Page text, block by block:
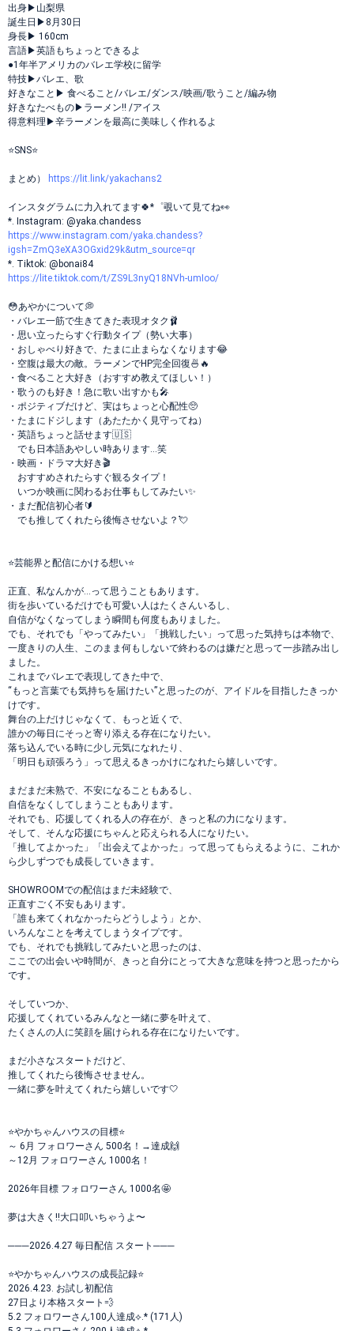
出身▶山梨県
誕生日▶8月30日
身長▶ 160cm
言語▶英語もちょっとできるよ
●1年半アメリカのバレエ学校に留学
特技▶バレエ、歌
好きなこと▶ 食べること/バレエ/ダンス/映画/歌うこと/編み物
好きなたべもの▶ラーメン!! /アイス
得意料理▶辛ラーメンを最高に美味しく作れるよ
⭐️SNS⭐️
まとめ） https://lit.link/yakachans2
インスタグラムに力入れてます🍀*゜覗いて見てね👀
*. Instagram: @yaka.chandess
https://www.instagram.com/yaka.chandess?
igsh=ZmQ3eXA3OGxid29k&utm_source=qr
*. Tiktok: @bonai84
https://lite.tiktok.com/t/ZS9L3nyQ18NVh-umIoo/
😳あやかについて💭
・バレエ一筋で生きてきた表現オタク🩰
・思い立ったらすぐ行動タイプ（勢い大事）
・おしゃべり好きで、たまに止まらなくなります😂
・空腹は最大の敵。ラーメンでHP完全回復🍜🔥
・食べること大好き（おすすめ教えてほしい！）
・歌うのも好き！急に歌い出すかも🎤
・ポジティブだけど、実はちょっと心配性🥺
・たまにドジします（あたたかく見守ってね）
・英語ちょっと話せます🇺🇸
でも日本語あやしい時あります…笑
・映画・ドラマ大好き🎬
おすすめされたらすぐ観るタイプ！
いつか映画に関わるお仕事もしてみたい✨
・まだ配信初心者🔰
でも推してくれたら後悔させないよ？💘
⭐️芸能界と配信にかける想い⭐️
正直、私なんかが…って思うこともあります。
街を歩いているだけでも可愛い人はたくさんいるし、
自信がなくなってしまう瞬間も何度もありました。
でも、それでも「やってみたい」「挑戦したい」って思った気持ちは本物で、
一度きりの人生、このまま何もしないで終わるのは嫌だと思って一歩踏み出し
ました。
これまでバレエで表現してきた中で、
“もっと言葉でも気持ちを届けたい”と思ったのが、アイドルを目指したきっか
けです。
舞台の上だけじゃなくて、もっと近くで、
誰かの毎日にそっと寄り添える存在になりたい。
落ち込んでいる時に少し元気になれたり、
「明日も頑張ろう」って思えるきっかけになれたら嬉しいです。
まだまだ未熟で、不安になることもあるし、
自信をなくしてしまうこともあります。
それでも、応援してくれる人の存在が、きっと私の力になります。
そして、そんな応援にちゃんと応えられる人になりたい。
「推してよかった」「出会えてよかった」って思ってもらえるように、これか
ら少しずつでも成長していきます。
SHOWROOMでの配信はまだ未経験で、
正直すごく不安もあります。
「誰も来てくれなかったらどうしよう」とか、
いろんなことを考えてしまうタイプです。
でも、それでも挑戦してみたいと思ったのは、
ここでの出会いや時間が、きっと自分にとって大きな意味を持つと思ったから
です。
そしていつか、
応援してくれているみんなと一緒に夢を叶えて、
たくさんの人に笑顔を届けられる存在になりたいです。
まだ小さなスタートだけど、
推してくれたら後悔させません。
一緒に夢を叶えてくれたら嬉しいです🤍
⭐️やかちゃんハウスの目標⭐️
～ 6月 フォロワーさん 500名！→達成🙌
～12月 フォロワーさん 1000名！
2026年目標 フォロワーさん 1000名🤩
夢は大きく!!大口叩いちゃうよ〜
───2026.4.27 毎日配信 スタート───
⭐️やかちゃんハウスの成長記録⭐️
2026.4.23. お試し初配信
27日より本格スタート💨
5.2 フォロワーさん100人達成⟡.* (171人)